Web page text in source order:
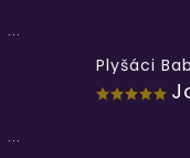
...
Plyšáci
...